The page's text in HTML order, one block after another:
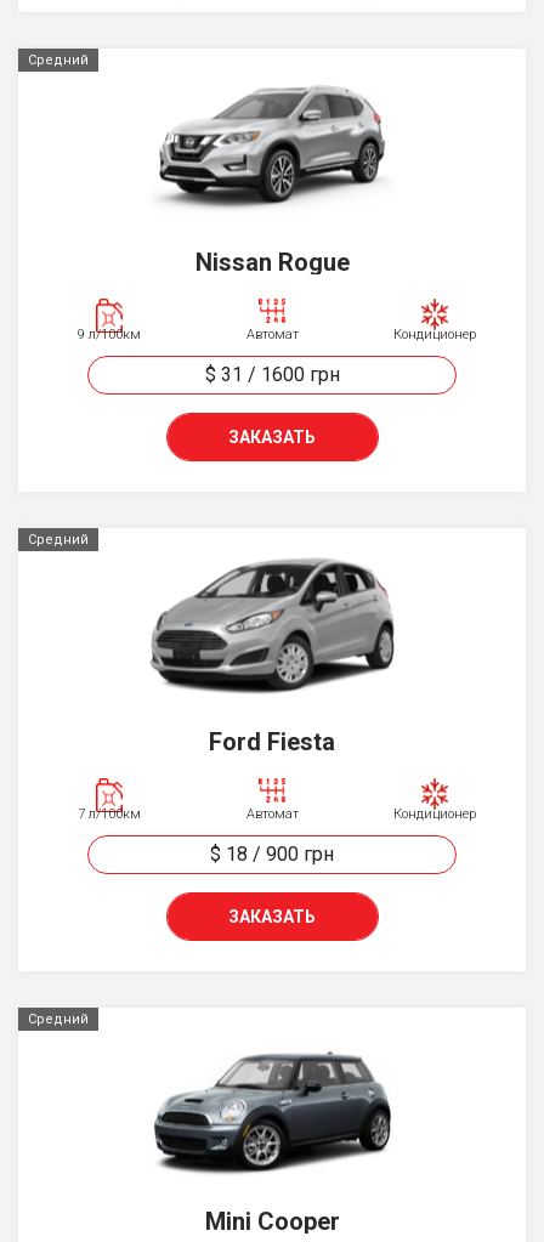
Средний
Nissan Rogue
9 л/100км Автомат Кондиционер
$ 31 / 1600 грн
ЗАКАЗАТЬ
Средний
Ford Fiesta
7 л/100км Автомат Кондиционер
$ 18 / 900 грн
ЗАКАЗАТЬ
Средний
Mini Cooper